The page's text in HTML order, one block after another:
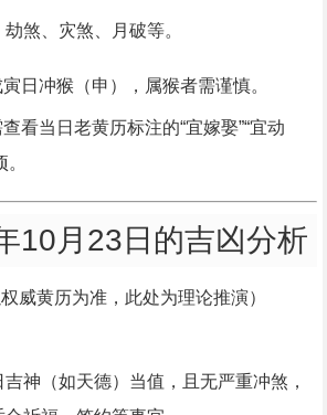
劫煞、灾煞、月破等。
日冲猴（申），属猴者需谨慎。
看当日老黄历标注的“宜嫁娶”“宜动
10月23日的吉凶分析
威黄历为准，此处为理论推演）
吉神（如天德）当值，且无严重冲煞，